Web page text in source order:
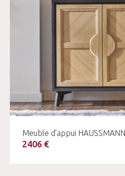
Meuble d’appui HAUSSMANN
2406 €